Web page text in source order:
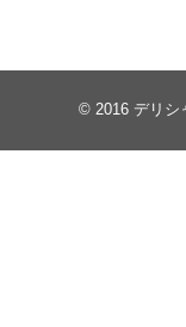
© 2016 デリシ